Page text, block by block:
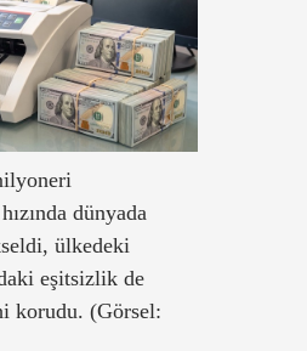
dünyada
ülkedeki
eşitsizlik de
korudu. (Görsel: